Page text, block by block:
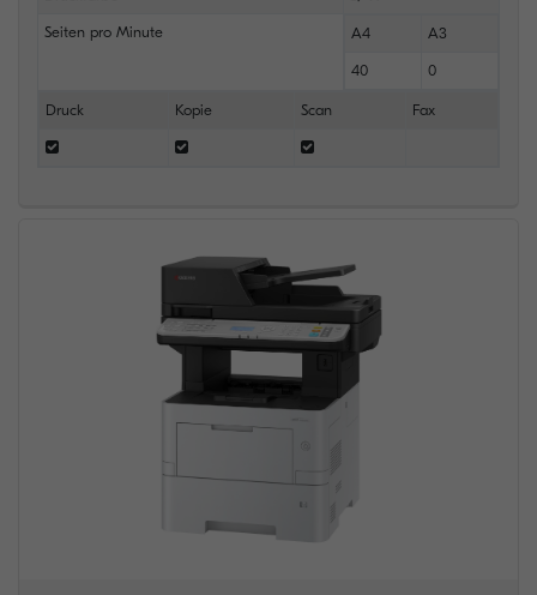
Seiten pro Minute A4 A3
40 0
Druck Kopie Scan Fax